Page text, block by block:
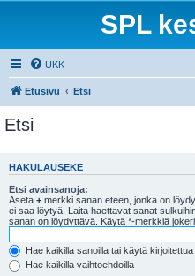
SPL
UKK
Etusivu Etsi
Etsi
HAKULAUSEKE
Etsi avainsanoja:
Aseta + merkki sanan eteen, jonka on
ei saa löytyä. Laita haettavat sanat
sanan on löydyttävä. Käytä *-merkkiä
Hae kaikilla sanoilla tai käytä
Hae kaikilla vaihtoehdoilla